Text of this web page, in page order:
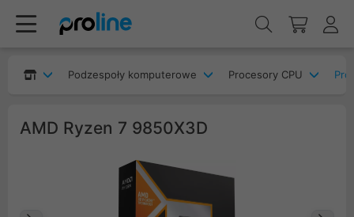
Podzespoły komputerowe Procesory CPU
AMD Ryzen 7 9850X3D